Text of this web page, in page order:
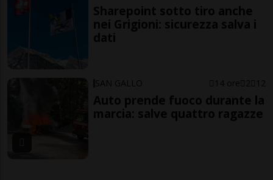
Sharepoint sotto tiro anche
nei Grigioni: sicurezza salva i
dati
SAN GALLO 14 ore 2 12
Auto prende fuoco durante la
marcia: salve quattro ragazze